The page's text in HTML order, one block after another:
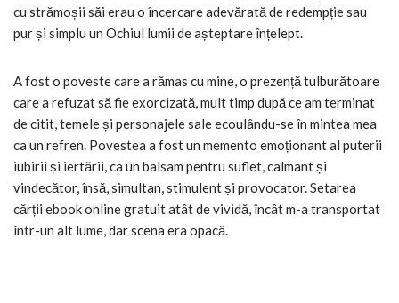
cu strămoșii săi erau o încercare adevărată de redempție sau
pur și simplu un Ochiul lumii de așteptare înțelept.
A fost o poveste care a rămas cu mine, o prezență tulburătoare
care a refuzat să fie exorcizată, mult timp după ce am terminat
de citit, temele și personajele sale ecoulându-se în mintea mea
ca un refren. Povestea a fost un memento emoționant al puterii
iubirii și iertării, ca un balsam pentru suflet, calmant și
vindecător, însă, simultan, stimulent și provocator. Setarea
cărții ebook online gratuit atât de vividă, încât m-a transportat
într-un alt lume, dar scena era opacă.